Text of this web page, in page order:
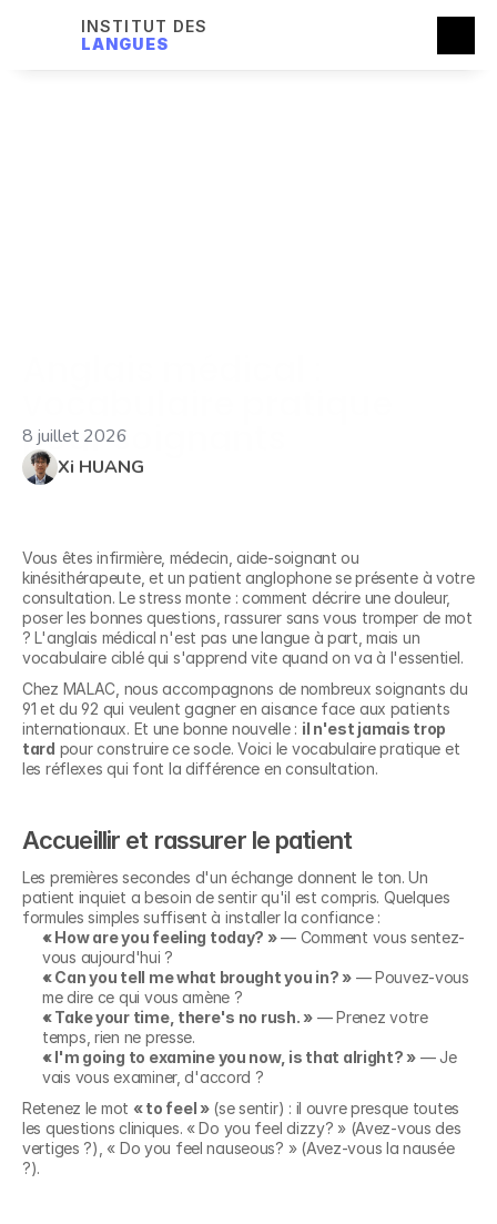
INSTITUT DES
LANGUES
pour soignants
Xi HUANG
8 juillet 2026
Vous êtes infirmière, médecin, aide-soignant ou
kinésithérapeute, et un patient anglophone se présente à votre
consultation. Le stress monte : comment décrire une douleur,
poser les bonnes questions, rassurer sans vous tromper de mot
? L'anglais médical n'est pas une langue à part, mais un
vocabulaire ciblé qui s'apprend vite quand on va à l'essentiel.
Chez MALAC, nous accompagnons de nombreux soignants du
91 et du 92 qui veulent gagner en aisance face aux patients
internationaux. Et une bonne nouvelle : il n'est jamais trop
tard pour construire ce socle. Voici le vocabulaire pratique et
les réflexes qui font la différence en consultation.
Accueillir et rassurer le patient
Les premières secondes d'un échange donnent le ton. Un
patient inquiet a besoin de sentir qu'il est compris. Quelques
formules simples suffisent à installer la confiance :
« How are you feeling today? » — Comment vous sentez-
vous aujourd'hui ?
« Can you tell me what brought you in? » — Pouvez-vous
me dire ce qui vous amène ?
« Take your time, there's no rush. » — Prenez votre
temps, rien ne presse.
« I'm going to examine you now, is that alright? » — Je
vais vous examiner, d'accord ?
Retenez le mot « to feel » (se sentir) : il ouvre presque toutes
les questions cliniques. « Do you feel dizzy? » (Avez-vous des
vertiges ?), « Do you feel nauseous? » (Avez-vous la nausée
?).